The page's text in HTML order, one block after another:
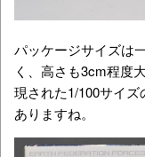
パッケージサイズは
く、高さも3cm程度
現された1/100サイ
ありますね。